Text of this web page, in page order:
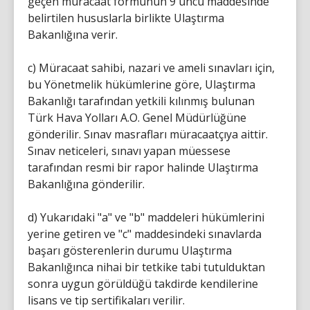
belirtilen hususlarla birlikte Ulaştırma
Bakanlığına verir.
c) Müracaat sahibi, nazari ve ameli sınavları için,
bu Yönetmelik hükümlerine göre, Ulaştırma
Bakanlığı tarafından yetkili kılınmış bulunan
Türk Hava Yolları A.O. Genel Müdürlüğüne
gönderilir. Sınav masrafları müracaatçıya aittir.
Sınav neticeleri, sınavı yapan müessese
tarafından resmi bir rapor halinde Ulaştırma
Bakanlığına gönderilir.
d) Yukarıdaki "a" ve "b" maddeleri hükümlerini
yerine getiren ve "c" maddesindeki sınavlarda
başarı gösterenlerin durumu Ulaştırma
Bakanlığınca nihai bir tetkike tabi tutulduktan
sonra uygun görüldüğü takdirde kendilerine
lisans ve tip sertifikaları verilir.